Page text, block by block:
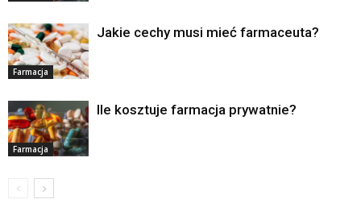
Farmacja
Jakie cechy musi mieć farmaceuta?
Farmacja
Ile kosztuje farmacja prywatnie?